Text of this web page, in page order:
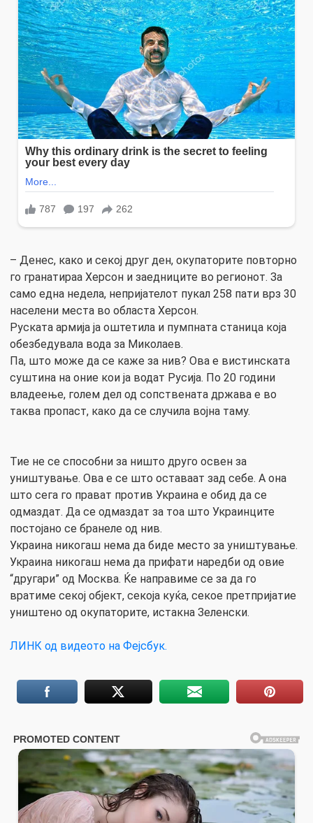
– Денес, како и секој друг ден, окупаторите повторно
го гранатираа Херсон и заедниците во регионот. За
само една недела, непријателот пукал 258 пати врз 30
населени места во областа Херсон.
Руската армија ја оштетила и пумпната станица која
обезбедувала вода за Миколаев.
Па, што може да се каже за нив? Ова е вистинската
суштина на оние кои ја водат Русија. По 20 години
владеење, голем дел од сопствената држава е во
таква пропаст, како да се случила војна таму.
Тие не се способни за ништо друго освен за
уништување. Ова е се што оставаат зад себе. А она
што сега го прават против Украина е обид да се
одмаздат. Да се ​​одмаздат за тоа што Украинците
постојано се бранеле од нив.
Украина никогаш нема да биде место за уништување.
Украина никогаш нема да прифати наредби од овие
“другари” од Москва. Ќе направиме се за да го
вратиме секој објект, секоја куќа, секое претпријатие
уништено од окупаторите, истакна Зеленски.
ЛИНК од видеото на Фејсбук.